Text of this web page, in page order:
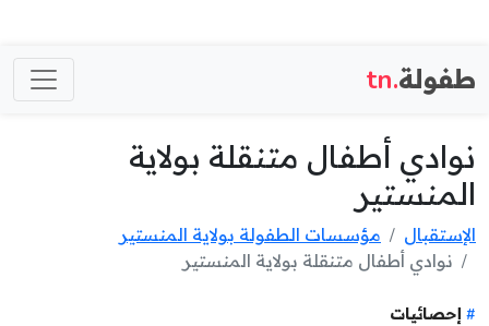
طفولة.tn
نوادي أطفال متنقلة بولاية
المنستير
الإستقبال
مؤسسات الطفولة بولاية المنستير
نوادي أطفال متنقلة بولاية المنستير
إحصائيات